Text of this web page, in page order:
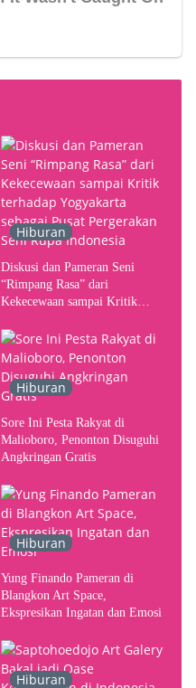
Hiburan
Diskusi dan Pameran Seni
“Rimpang Rasa” dari
Kekecewaan sampai Kritik
Pusat Pergerakan Seni Rupa
Indonesia
Hiburan
Sore Ini Pesta Rakyat di
Malioboro, Penonton Disuguhi
Angkringan Gratis
Hiburan
Yung Finando Pameran di
Blangkon Art Space,
Ekspresikan Ingatan dan Emosi
Hiburan